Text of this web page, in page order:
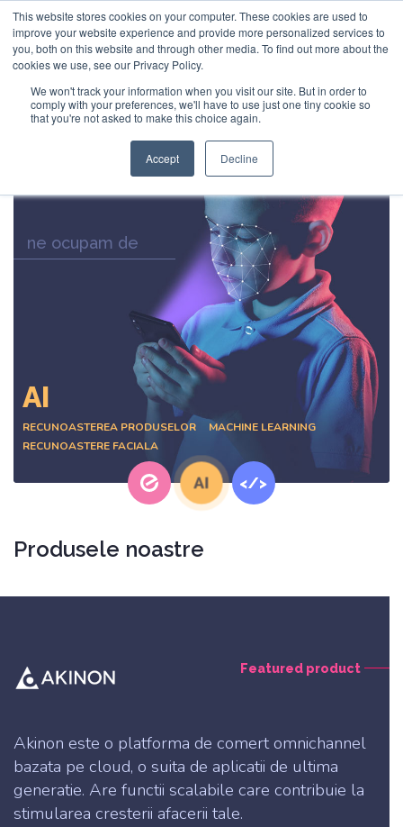
This website stores cookies on your computer. These cookies are used to
improve your website experience and provide more personalized services to
you, both on this website and through other media. To find out more about the
cookies we use, see our Privacy Policy.
We won't track your information when you visit our site. But in order to
comply with your preferences, we'll have to use just one tiny cookie so
that you're not asked to make this choice again.
Accept Decline
Cauta
CustomSoft .io .ro
Navigatie principala
Produse
Servicii
Forma rapida de contact
office@customsoft.io
Vanzari:sales@customsoft.io
ENTERPRISE SOFTWARE
Custom. La timp. In buget.
ne ocupam de
AI
RECUNOASTEREA PRODUSELOR
MACHINE LEARNING
RECUNOASTERE FACIALA
Produsele noastre
Featured product
Akinon este o platforma de comert omnichannel
bazata pe cloud, o suita de aplicatii de ultima
generatie. Are functii scalabile care contribuie la
stimularea cresterii afacerii tale.